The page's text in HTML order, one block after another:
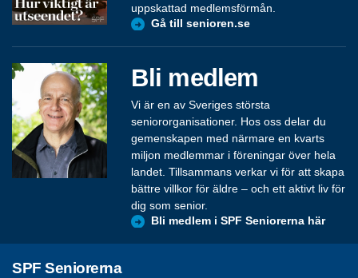
uppskattad medlemsförmån.
Gå till senioren.se
Bli medlem
Vi är en av Sveriges största
seniororganisationer. Hos oss delar du
gemenskapen med närmare en kvarts
miljon medlemmar i föreningar över hela
landet. Tillsammans verkar vi för att skapa
bättre villkor för äldre – och ett aktivt liv för
dig som senior.
Bli medlem i SPF Seniorerna här
SPF Seniorerna